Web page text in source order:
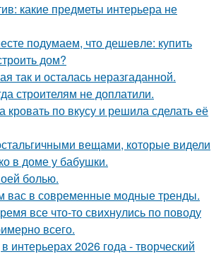
какие предметы интерьера не
подумаем, что дешевле: купить
дом?
так и осталась неразгаданной.
строителям не доплатили.
кровать по вкусу и решила сделать её
вещами, которые видели
в доме у бабушки.
болью.
в современные модные тренды.
все что-то свихнулись по поводу
всего.
интерьерах 2026 года - творческий